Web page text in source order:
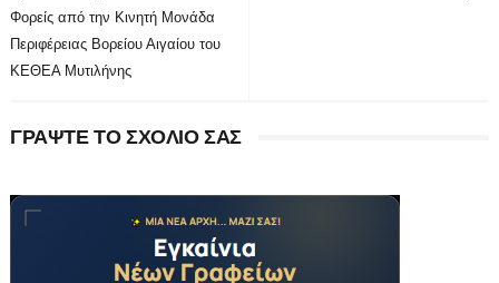
Φορείς από την Κινητή Μονάδα
Περιφέρειας Βορείου Αιγαίου του
ΚΕΘΕΑ Μυτιλήνης
ΓΡΑΨΤΕ ΤΟ ΣΧΟΛΙΟ ΣΑΣ